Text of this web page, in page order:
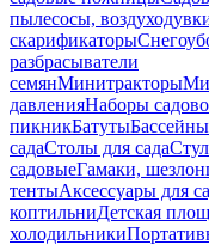
пылесосы,
скарификаторы
разбрасыватели
семянМинитракторы
давленияНаборы
пикникБатутыБассейны
садаСтолы для сада
садовыеГамаки,
тентыАксессуары для
коптильниДетская
холодильники